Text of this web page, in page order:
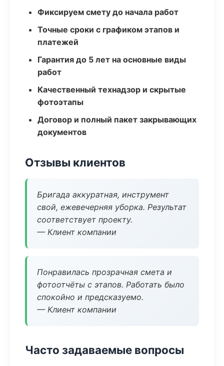
Фиксируем смету до начала работ
Точные сроки с графиком этапов и
платежей
Гарантия до 5 лет на основные виды
работ
Качественный технадзор и скрытые
фотоэтапы
Договор и полный пакет закрывающих
документов
Отзывы клиентов
Бригада аккуратная, инструмент
свой, ежевечерняя уборка. Результат
соответствует проекту.
— Клиент компании
Понравилась прозрачная смета и
фотоотчёты с этапов. Работать было
спокойно и предсказуемо.
— Клиент компании
Часто задаваемые вопросы